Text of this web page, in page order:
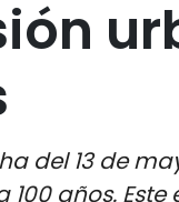
del 13 de
años.